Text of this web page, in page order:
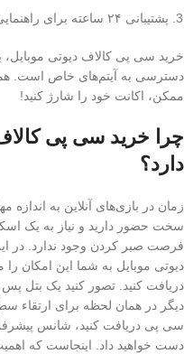
پشتیبانی ۲۴ ساعته برای راهنمایی و رفع مشکلات
خرید سی پی کالاف دیوتی موبایل،
دسترسی به آیتم‌های خاص است.
ممکن، اکانت خود را شارژ کنید!
چرا خرید سی پی
دارد؟
زمان در بازی‌های آنلاین به
سخت حضور دارید و نیاز به یک
فرصت صبر کردن وجود ندارد. در
دیوتی موبایل به شما این امکان را
دریافت کنید. تصور کنید یک بتل
دیگر در همان لحظه برای ارتقاء
سی پی دریافت کنید، شانس
دست خواهید داد. اینجاست که